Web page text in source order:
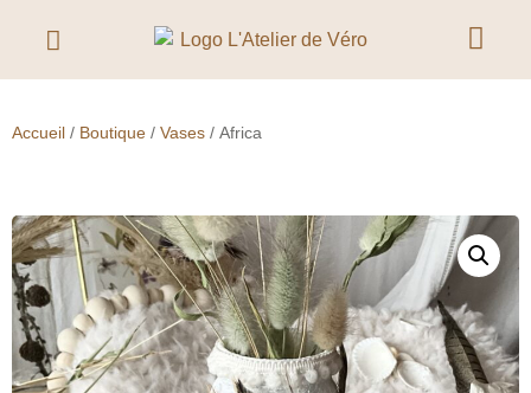
Accueil / Boutique / Vases / Africa